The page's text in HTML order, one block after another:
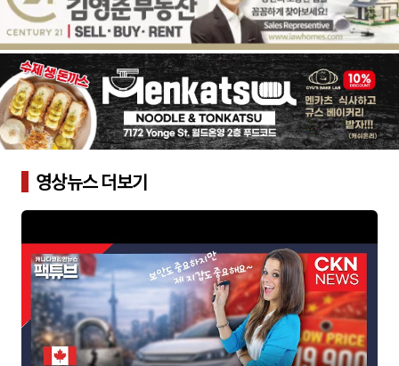
영상뉴스 더보기